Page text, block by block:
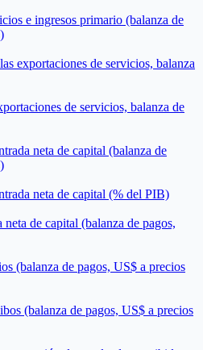
e ingresos primario (balanza de
exportaciones de servicios, balanza
de servicios, balanza de
neta de capital (balanza de
neta de capital (% del PIB)
de capital (balanza de pagos,
(balanza de pagos, US$ a precios
(balanza de pagos, US$ a precios